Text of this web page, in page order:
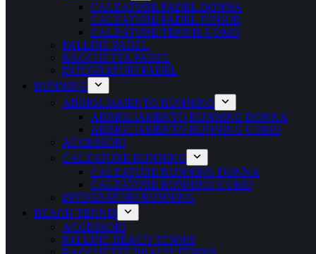
CALZATURE PADEL DONNA
CALZATURE PADEL JUNIOR
CALZATURE TENNIS UOMO
PALLINE PADEL
RACCHETTA PADEL
INTEGRATORI PADEL
RUNNING
ABBIGLIAMENTO RUNNING
ABBIGLIAMENTO RUNNING DONNA
ABBIGLIAMENTO RUNNING UOMO
ACCESSORI
CALZATURE RUNNING
CALZATURE RUNNING DONNA
CALZATURE RUNNING UOMO
INTEGRATORI RUNNING
BEACH TENNIS
ACCESSORI
PALLINE BEACH TENNIS